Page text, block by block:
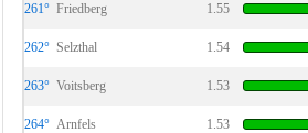
261° Friedberg 1.55
262° Selzthal 1.54
263° Voitsberg 1.53
264° Arnfels 1.53